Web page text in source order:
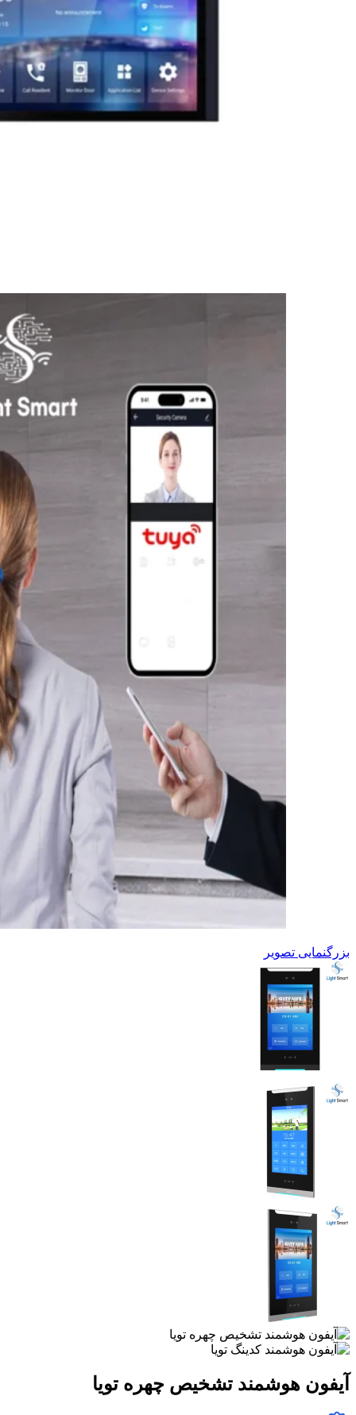
بزرگنمایی تصویر
آیفون هوشمند تشخیص چهره تویا